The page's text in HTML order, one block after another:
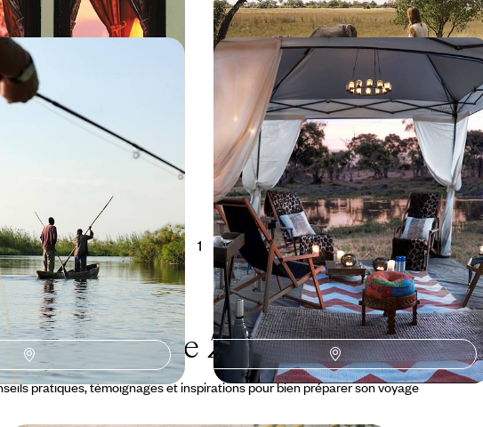
au Zimbabwe - Slow
fleuve Zambèze
en trois temps : les
le parc du Zambèze
Glamping chic, sites d'exception -
Le Botswana en adresses exclusives
Le luxe au cœur de l’Afrique : du Zambèze à la
savane, un magnifique retour à l’époque des
explorateurs
9 jours, de 13100 à 17900 $ CA
1
Le Guide Zambèze
pratiques, témoignages et inspirations pour bien préparer son voyage